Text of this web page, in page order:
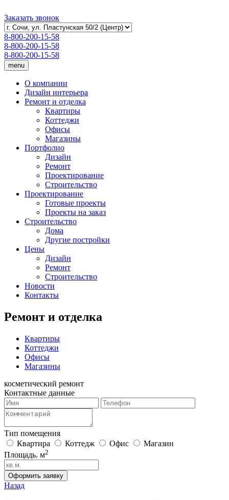
Заказать звонок
8-800-200-15-58
8-800-200-15-58
8-800-200-15-58
menu
О компании
Дизайн интерьера
Ремонт и отделка
Квартиры
Коттеджи
Офисы
Магазины
Портфолио
Дизайн
Ремонт
Проектирование
Строительство
Проектирование
Готовые проекты
Проекты на заказ
Строительство
Дома
Другие постройки
Цены
Дизайн
Ремонт
Строительство
Новости
Контакты
Ремонт и отделка
Квартиры
Коттеджи
Офисы
Магазины
косметический ремонт
Контактные данные
Тип помещения
Квартира
Коттедж Офис
Магазин
Площадь. м2
Оформить заявку
Назад